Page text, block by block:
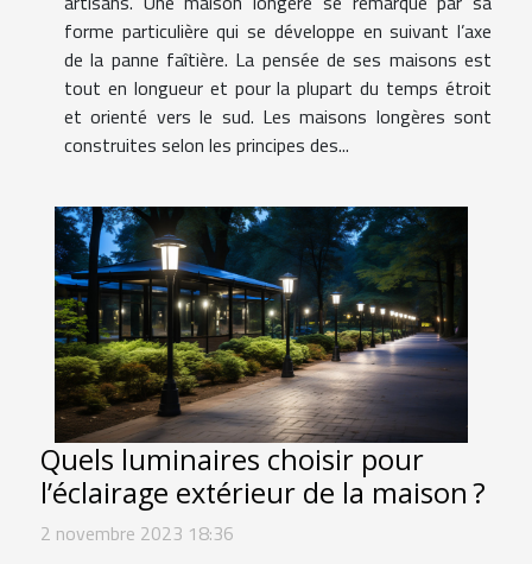
forme particulière qui se développe en suivant l’axe
de la panne faîtière. La pensée de ses maisons est
tout en longueur et pour la plupart du temps étroit
et orienté vers le sud. Les maisons longères sont
construites selon les principes des...
Quels luminaires choisir pour
l’éclairage extérieur de la maison ?
2 novembre 2023 18:36